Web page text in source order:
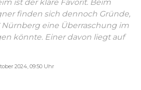
ist der klare Favorit. Beim
finden sich dennoch Gründe,
Nürnberg eine Überraschung im
könnte. Einer davon liegt auf
2024, 09:50 Uhr